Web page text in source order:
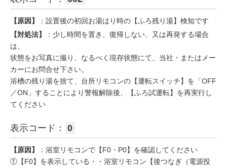
【原因】
：設置後の初回お湯はり時の【ふろ残り湯】検知です
【対処法】
：少し時間を置き、復帰しない、又は再発する場合
は、
状態をお写真に撮り、なるべく現存状態にて、当社・またはメー
カーにお問合せ下さい。
浴槽の残り湯を捨て、台所リモコンの【運転スイッチ】を「OFF
／ON」することにより警報解除後、【ふろ試運転】を再実行し
てください
表示コード： 0
【原因】
：浴室リモコンで【F0・P0】を確認してください
①【F0】を表示している・・浴室リモコン【後つなぎ（電源投